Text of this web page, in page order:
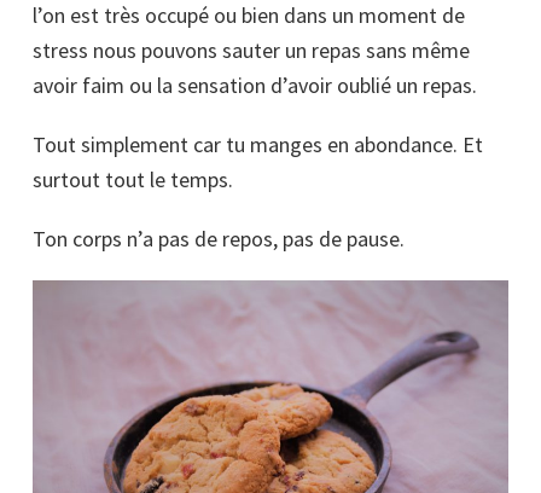
l’on est très occupé ou bien dans un moment de
stress nous pouvons sauter un repas sans même
avoir faim ou la sensation d’avoir oublié un repas.
Tout simplement car tu manges en abondance. Et
surtout tout le temps.
Ton corps n’a pas de repos, pas de pause.